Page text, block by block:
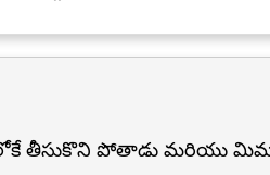
తీసుకొని పోతాడు మరియు